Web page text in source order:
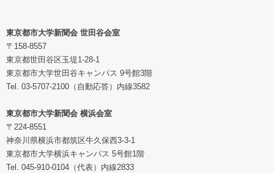
東京都市大学新聞会 世田谷会室
〒158-8557
東京都世田谷区玉堤1-28-1
東京都市大学世田谷キャンパス 9号館3階
Tel. 03-5707-2100（自動応答）内線3582
東京都市大学新聞会 横浜会室
〒224-8551
神奈川県横浜市都筑区牛久保西3-3-1
東京都市大学横浜キャンパス 5号館1階
Tel. 045-910-0104（代表）内線2833